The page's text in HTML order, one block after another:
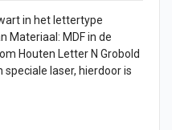
in het lettertype
Materiaal: MDF in de
Houten Letter N Grobold
laser, hierdoor is